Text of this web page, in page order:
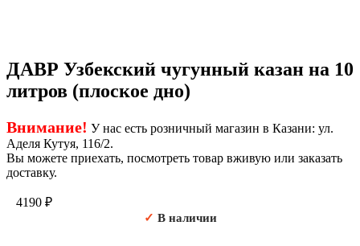
ДАВР Узбекский чугунный казан на 10
литров (плоское дно)
Внимание! У нас есть розничный магазин в Казани: ул.
Аделя Кутуя, 116/2.
Вы можете приехать, посмотреть товар вживую или заказать
доставку.
4190 ₽
✓ В наличии